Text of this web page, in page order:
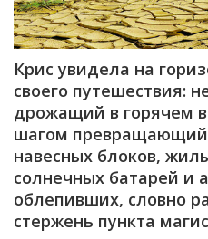
Крис увидела на
своего путешествия:
дрожащий в горячем
шагом
навесных блоков,
солнечных батарей и
облепивших, словно
стержень пункта